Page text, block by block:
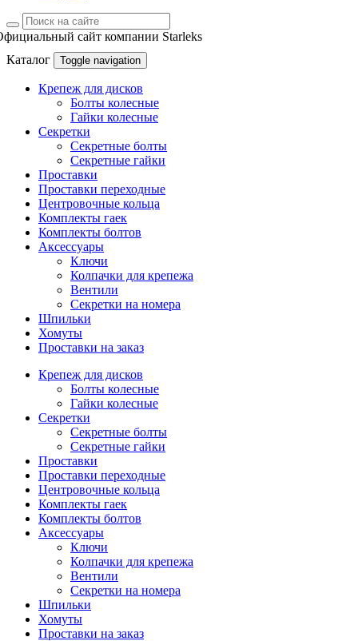
сайт компании Starleks
Каталог
Toggle navigation
Крепеж для дисков
Болты колесные
Гайки колесные
Секретки
Секретные болты
Секретные гайки
Проставки
Проставки переходные
Центровочные кольца
Комплекты гаек
Комплекты болтов
Аксессуары
Ключи
Колпачки для крепежа
Вентили
Секретки на номера
Шпильки
Хомуты
Проставки на заказ
Крепеж для дисков
Болты колесные
Гайки колесные
Секретки
Секретные болты
Секретные гайки
Проставки
Проставки переходные
Центровочные кольца
Комплекты гаек
Комплекты болтов
Аксессуары
Ключи
Колпачки для крепежа
Вентили
Секретки на номера
Шпильки
Хомуты
Проставки на заказ